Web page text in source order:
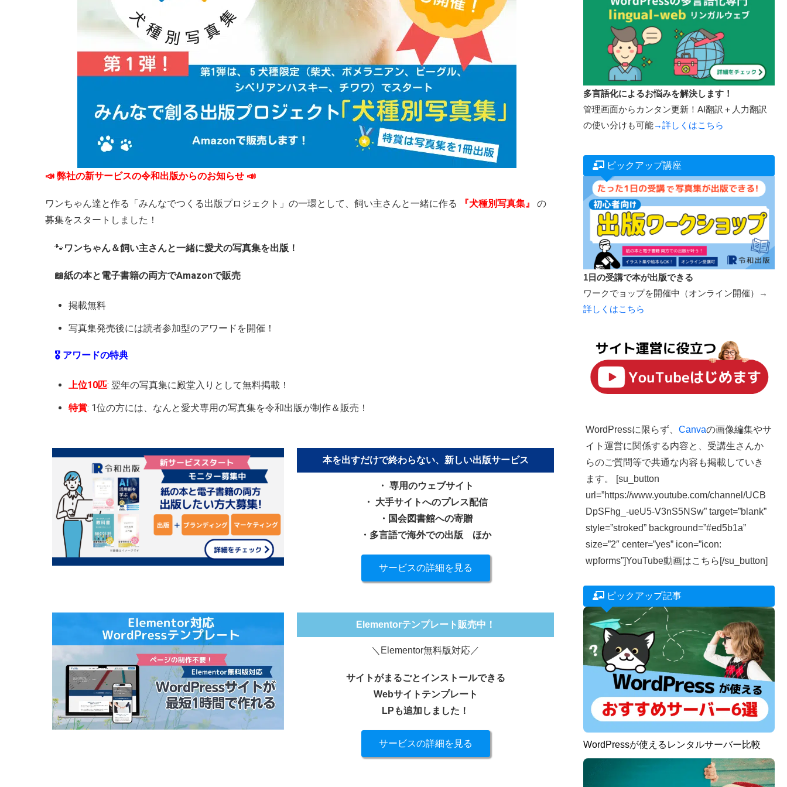
📣 弊社の新サービスの令和出版からのお知らせ 📣
ワンちゃん達と作る「みんなでつくる出版プロジェクト」の一環として、飼い主さんと一緒に作る 『犬種別写真集』
の
募集をスタートしました！
🐾ワンちゃん＆飼い主さんと一緒に愛犬の写真集を出版！
📖紙の本と電子書籍の両方でAmazonで販売
掲載無料
写真集発売後には読者参加型のアワードを開催！
🎖️ アワードの特典
上位10匹: 翌年の写真集に殿堂入りとして無料掲載！
特賞: 1位の方には、なんと愛犬専用の写真集を令和出版が制作＆販売！
本を出すだけで終わらない、新しい出版サービス
・ 専用のウェブサイト
・ 大手サイトへのプレス配信
・国会図書館への寄贈
・多言語で海外での出版 ほか
サービスの詳細を見る
Elementorテンプレート販売中！
＼Elementor無料版対応／
サイトがまるごとインストールできる
Webサイトテンプレート
LPも追加しました！
サービスの詳細を見る
多言語化によるお悩みを解決します！
管理画面からカンタン更新！AI翻訳＋人力翻訳
の使い分けも可能→詳しくはこちら
ピックアップ講座
1日の受講で本が出版できる
ワークでョップを開催中（オンライン開催）→
詳しくはこちら
WordPressに限らず、Canvaの画像編集やサ
イト運営に関係する内容と、受講生さんか
らのご質問等で共通な内容も掲載していき
ます。 [su_button
url=”https://www.youtube.com/channel/UCB
DpSFhg_-ueU5-V3nS5NSw” target=”blank”
style=”stroked” background=”#ed5b1a”
size=”2″ center=”yes” icon=”icon:
wpforms”]YouTube動画はこちら[/su_button]
ピックアップ記事
WordPressが使えるレンタルサーバー比較